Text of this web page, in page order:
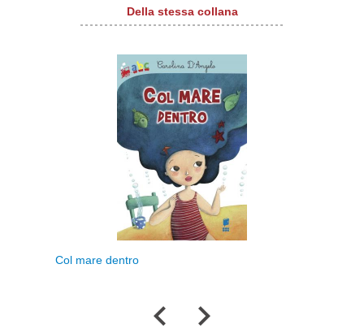
Della stessa collana
Col mare dentro